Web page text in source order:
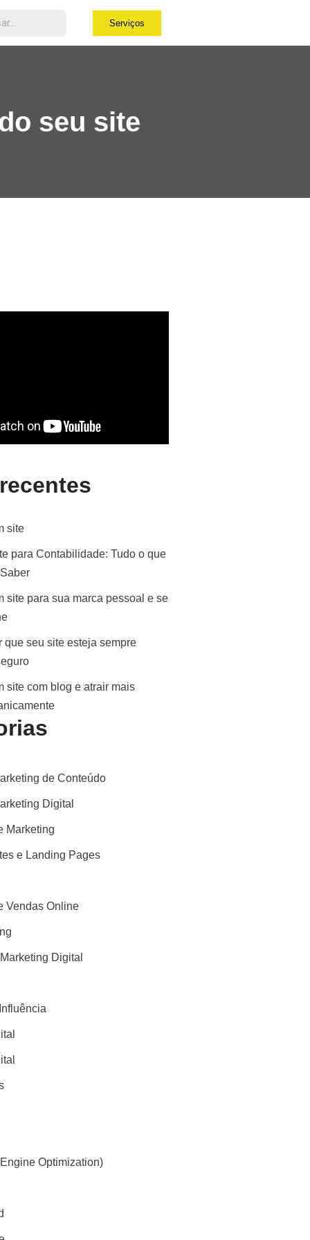
Serviços
seu site
site
para Contabilidade: Tudo o que
site para sua marca pessoal e se
que seu site esteja sempre
site com blog e atrair mais
de Conteúdo
Digital
Marketing
e Landing Pages
Vendas Online
Digital
Optimization)